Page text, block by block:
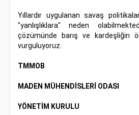
Yıllardır uygulanan savaş
"yanlışlıklara" neden
çözümünde barış ve kardeşliğin
vurguluyoruz.
TMMOB
MADEN MÜHENDİSLERİ ODASI
YÖNETİM KURULU